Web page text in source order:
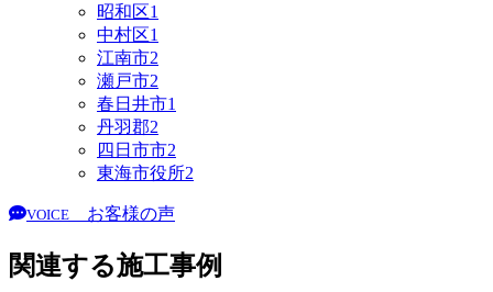
昭和区1
中村区1
江南市2
瀬戸市2
春日井市1
丹羽郡2
四日市市2
東海市役所2
VOICE お客様の声
関連する施工事例